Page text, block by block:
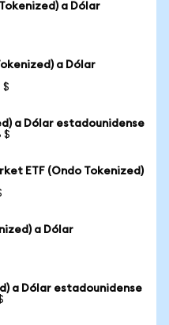
a Dólar
a Dólar
$
a Dólar estadounidense
$
ETF (Ondo Tokenized)
a Dólar
a Dólar estadounidense